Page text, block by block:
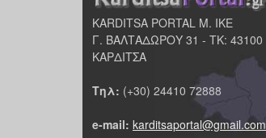
KARDITSA PORTAL Μ. ΙΚΕ
Γ. ΒΑΛΤΑΔΩΡΟΥ 31 - ΤΚ: 43100
ΚΑΡΔΙΤΣΑ
Τηλ: (+30) 24410 72888
e-mail: karditsaportal@gmail.com